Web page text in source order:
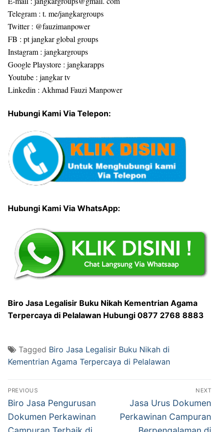
Telegram : t. me/jangkargroups
Twitter : @fauzimanpower
FB : pt jangkar global groups
Instagram : jangkargroups
Google Playstore : jangkarapps
Youtube : jangkar tv
Linkedin : Akhmad Fauzi Manpower
Hubungi Kami Via Telepon:
Hubungi Kami Via WhatsApp:
Biro Jasa Legalisir Buku Nikah Kementrian Agama
Terpercaya di Pelalawan Hubungi 0877 2768 8883
Tagged Biro Jasa Legalisir Buku Nikah di
Kementrian Agama Terpercaya di Pelalawan
Post
navigation
PREVIOUS
Previous
post:
Biro Jasa Pengurusan
Dokumen Perkawinan
NEXT
Next
post:
Jasa Urus Dokumen
Perkawinan Campuran